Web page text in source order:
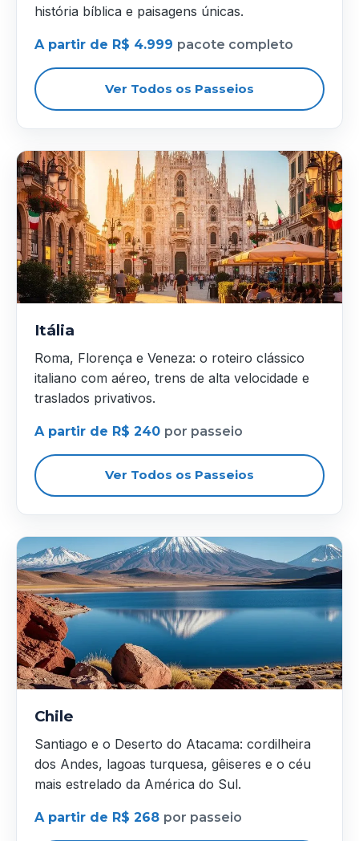
história bíblica e paisagens únicas.
A partir de R$ 4.999 pacote completo
Ver Todos os Passeios
Itália
Roma, Florença e Veneza: o roteiro clássico
italiano com aéreo, trens de alta velocidade e
traslados privativos.
A partir de R$ 240 por passeio
Ver Todos os Passeios
Chile
Santiago e o Deserto do Atacama: cordilheira
dos Andes, lagoas turquesa, gêiseres e o céu
mais estrelado da América do Sul.
A partir de R$ 268 por passeio